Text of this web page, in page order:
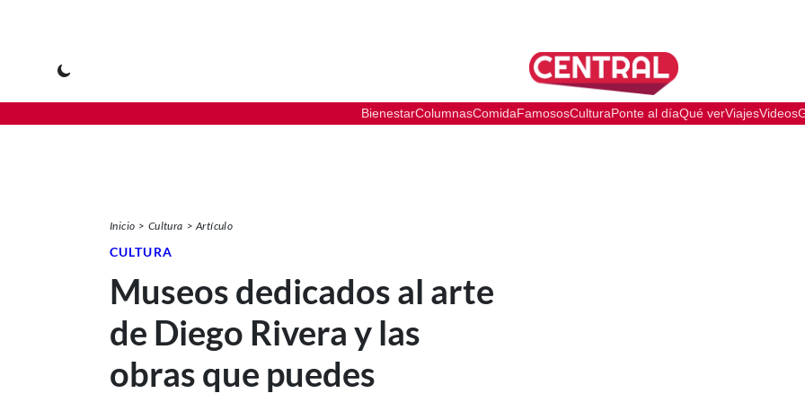
BienestarColumnasComidaFamososCulturaPonte al díaQué verViajesVideos
Inicio Cultura Artículo
CULTURA
Museos dedicados al arte
de Diego Rivera y las
obras que puedes